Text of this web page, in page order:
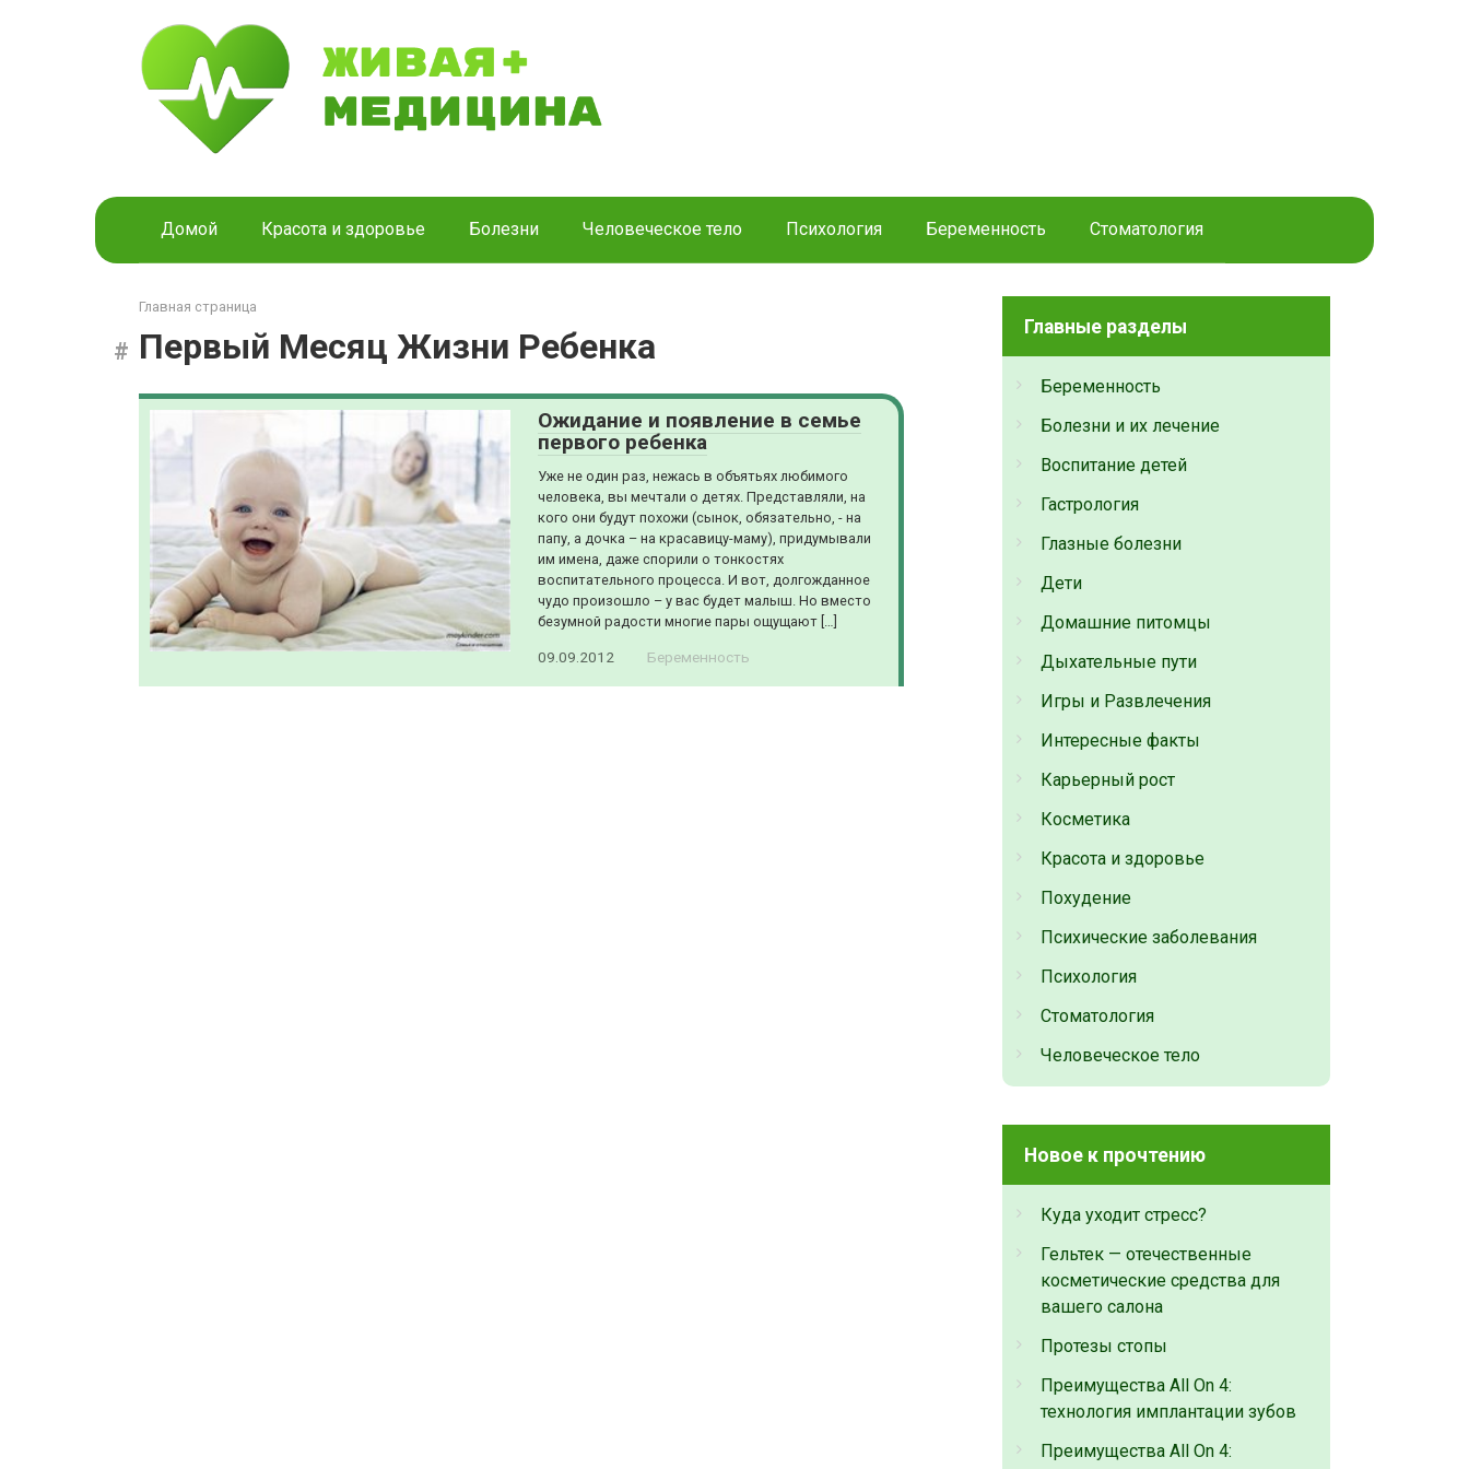
Домой Красота и здоровье Болезни Человеческое тело Психология Беременность Стоматология
Главная страница
Первый Месяц Жизни Ребенка
Ожидание и появление в семье
первого ребенка
Уже не один раз, нежась в объятьях любимого
человека, вы мечтали о детях. Представляли, на
кого они будут похожи (сынок, обязательно, - на
папу, а дочка – на красавицу-маму), придумывали
им имена, даже спорили о тонкостях
воспитательного процесса. И вот, долгожданное
чудо произошло – у вас будет малыш. Но вместо
безумной радости многие пары ощущают […]
09.09.2012 Беременность
Главные разделы
Беременность
Болезни и их лечение
Воспитание детей
Гастрология
Глазные болезни
Дети
Домашние питомцы
Дыхательные пути
Игры и Развлечения
Интересные факты
Карьерный рост
Косметика
Красота и здоровье
Похудение
Психические заболевания
Психология
Стоматология
Человеческое тело
Новое к прочтению
Куда уходит стресс?
Гельтек — отечественные
косметические средства для
вашего салона
Протезы стопы
Преимущества All On 4:
технология имплантации зубов
Преимущества All On 4: